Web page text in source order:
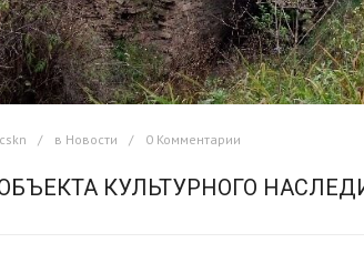
в Новости 0 Комментарии
КУЛЬТУРНОГО